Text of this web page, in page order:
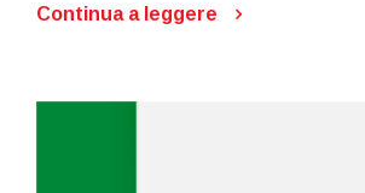
Continua a leggere